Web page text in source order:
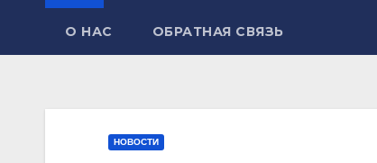
О НАС ОБРАТНАЯ СВЯЗЬ
НОВОСТИ